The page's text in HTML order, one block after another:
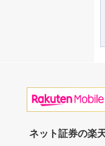
ネット証券の楽